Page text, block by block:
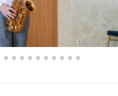
365